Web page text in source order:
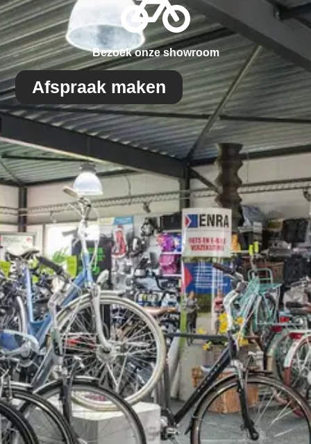
Bezoek onze showroom
Afspraak maken